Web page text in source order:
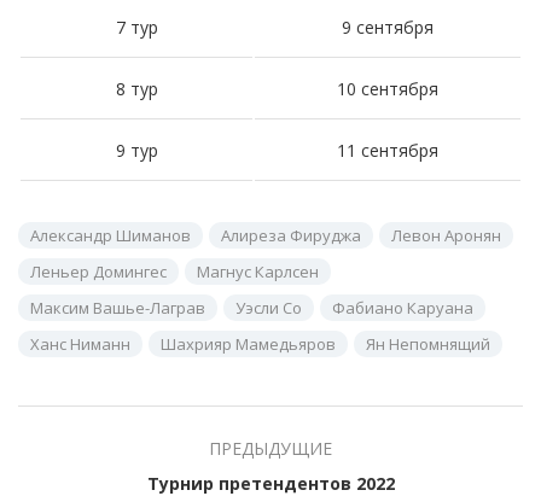
7 тур 9 сентября
8 тур 10 сентября
9 тур 11 сентября
Александр Шиманов Алиреза Фируджа
Левон Аронян
Леньер Домингес
Магнус Карлсен
Максим Вашье-Лаграв
Уэсли Со
Фабиано Каруана
Ханс Ниманн
Шахрияр Мамедьяров Ян Непомнящий
ПРЕДЫДУЩИЕ
Турнир претендентов 2022